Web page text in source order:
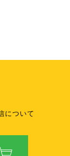
について